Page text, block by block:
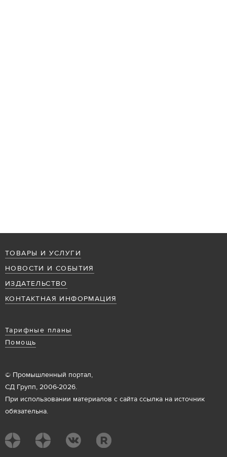
ТОВАРЫ И УСЛУГИ
НОВОСТИ И СОБЫТИЯ
ИЗДАТЕЛЬСТВО
КОНТАКТНАЯ ИНФОРМАЦИЯ
Тарифные планы
Помощь
© Промышленный портал,
СД Групп, 2006-2026.
При использовании материалов с сайта ссылка на источник
обязательна.